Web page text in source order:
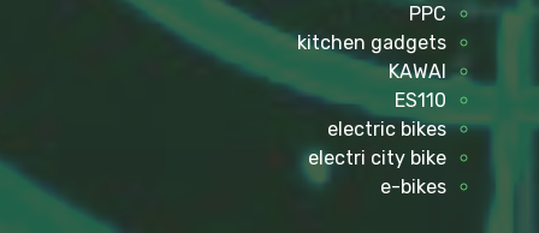
PPC
kitchen gadgets
KAWAI
ES110
electric bikes
electri city bike
e-bikes